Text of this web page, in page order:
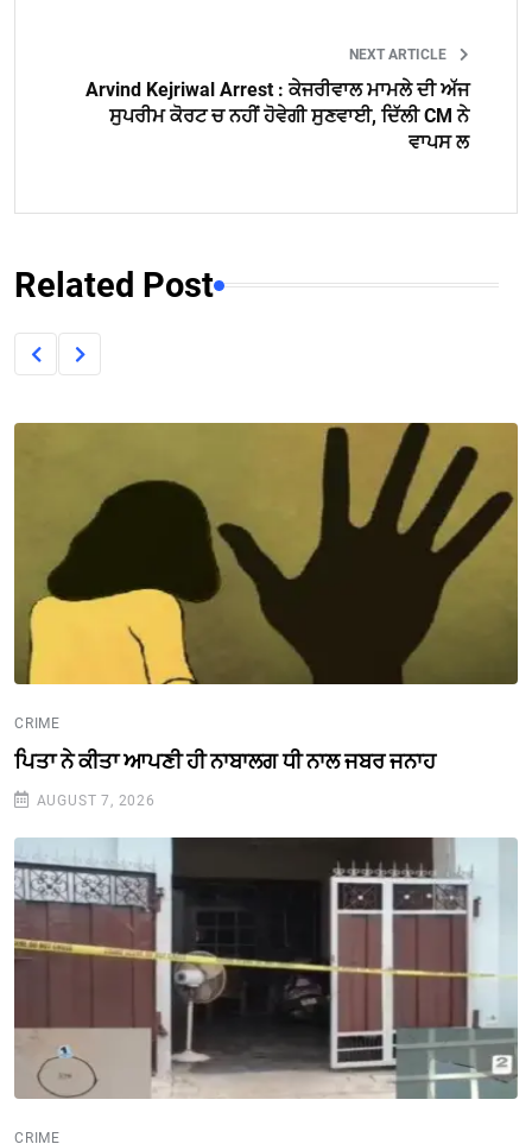
NEXT ARTICLE
Arvind Kejriwal Arrest : ਕੇਜਰੀਵਾਲ ਮਾਮਲੇ ਦੀ ਅੱਜ
ਸੁਪਰੀਮ ਕੋਰਟ ਚ ਨਹੀਂ ਹੋਵੇਗੀ ਸੁਣਵਾਈ, ਦਿੱਲੀ CM ਨੇ
ਵਾਪਸ ਲ
Related Post
CRIME
ਪਿਤਾ ਨੇ ਕੀਤਾ ਆਪਣੀ ਹੀ ਨਾਬਾਲਗ ਧੀ ਨਾਲ ਜਬਰ ਜਨਾਹ
AUGUST 7, 2026
CRIME